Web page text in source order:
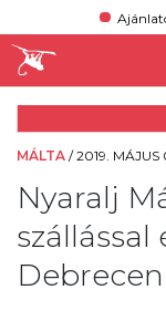
MÁLTA /2019. MÁJUS
Nyaralj
szállással